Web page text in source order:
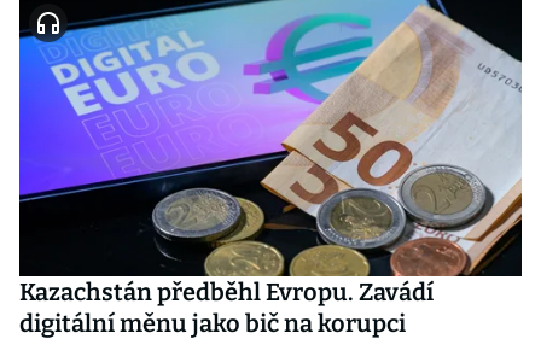
Kazachstán předběhl Evropu. Zavádí
digitální měnu jako bič na korupci